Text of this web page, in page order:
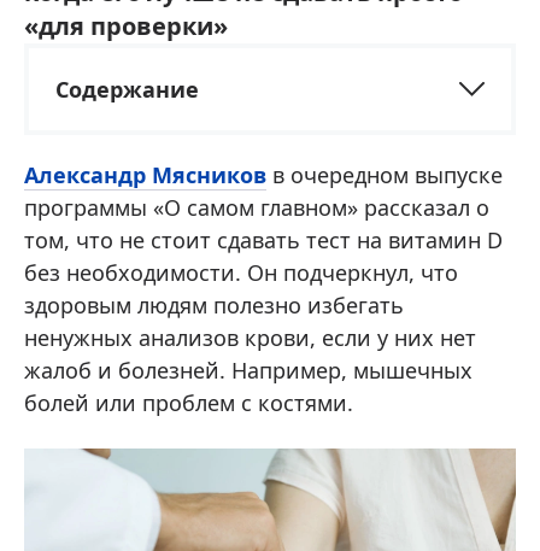
«для проверки»
Содержание
Александр Мясников в очередном выпуске
программы «О самом главном» рассказал о
том, что не стоит сдавать тест на витамин D
без необходимости. Он подчеркнул, что
здоровым людям полезно избегать
ненужных анализов крови, если у них нет
жалоб и болезней. Например, мышечных
болей или проблем с костями.